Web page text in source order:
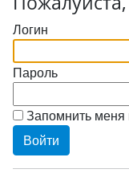
Логин
Пароль
Запомнить меня